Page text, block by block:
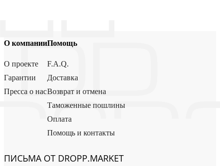
О компании
О проекте
Гарантии
Пресса о нас
Помощь
F.A.Q.
Доставка
Возврат и отмена
Таможенные пошлины
Оплата
Помощь и контакты
ПИСЬМА ОТ DROPP.MARKET